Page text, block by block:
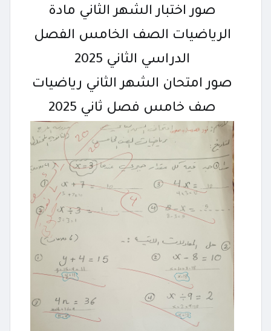
صور اختبار الشهر الثاني مادة
الرياضيات الصف الخامس الفصل
الدراسي الثاني 2025
صور امتحان الشهر الثاني رياضيات
صف خامس فصل ثاني 2025